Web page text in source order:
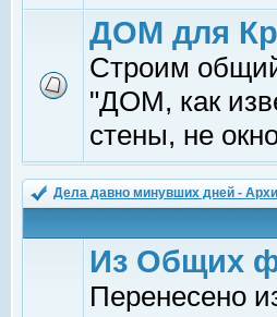
ДОМ для
Строим
"ДОМ, как
стены, не
Дела давно минувших дней -
Из Общих
Перенесено